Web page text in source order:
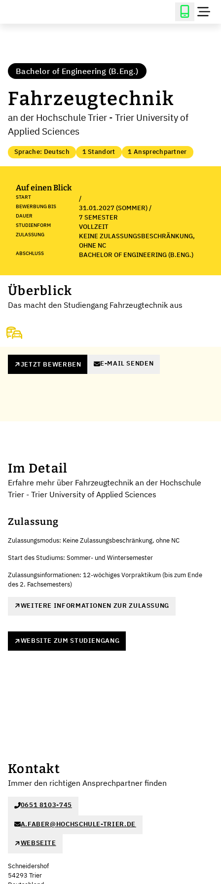
Bachelor of Engineering (B.Eng.)
Fahrzeugtechnik
an der Hochschule Trier - Trier University of
Applied Sciences
Sprache: Deutsch 1 Standort 1 Ansprechpartner
Auf einen Blick
START /
BEWERBUNG BIS 31.01.2027 (SOMMER) /
DAUER 7 SEMESTER
STUDIENFORM VOLLZEIT
ZULASSUNG
KEINE ZULASSUNGSBESCHRÄNKUNG,
OHNE NC
ABSCHLUSS BACHELOR OF ENGINEERING (B.ENG.)
Überblick
Das macht den Studiengang Fahrzeugtechnik aus
JETZT BEWERBEN E-MAIL SENDEN
Im Detail
Erfahre mehr über Fahrzeugtechnik an der Hochschule
Trier - Trier University of Applied Sciences
Zulassung
Zulassungsmodus: Keine Zulassungsbeschränkung, ohne NC
Start des Studiums: Sommer- und Wintersemester
Zulassungsinformationen: 12-wöchiges Vorpraktikum (bis zum Ende
des 2. Fachsemesters)
WEITERE INFORMATIONEN ZUR ZULASSUNG
WEBSITE ZUM STUDIENGANG
Kontakt
Immer den richtigen Ansprechpartner finden
0651 8103-745
A.FABER@HOCHSCHULE-TRIER.DE
WEBSEITE
Schneidershof
54293 Trier